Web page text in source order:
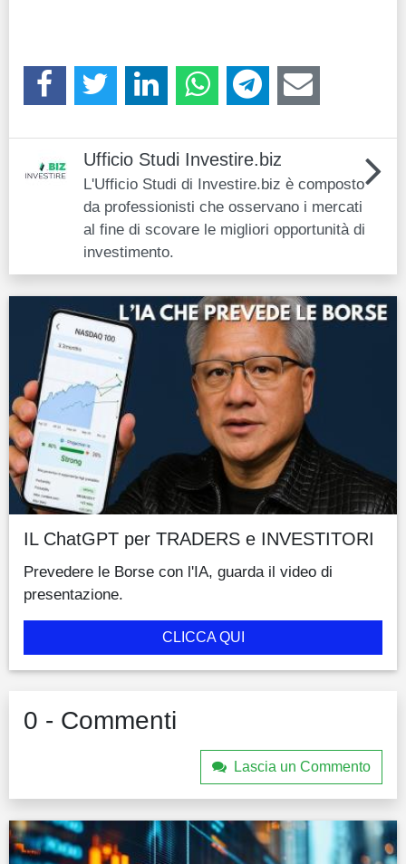
Ufficio Studi Investire.biz
L'Ufficio Studi di Investire.biz è composto
da professionisti che osservano i mercati
al fine di scovare le migliori opportunità di
investimento.
IL ChatGPT per TRADERS e INVESTITORI
Prevedere le Borse con l'IA, guarda il video di
presentazione.
CLICCA QUI
0 - Commenti
Lascia un Commento